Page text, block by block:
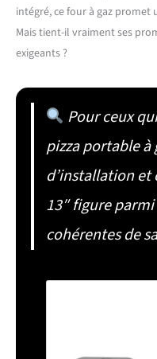
intégré, ce four à gaz
Mais tient-il vraiment ses
exigeants ?
Pour ceux
pizza portable
d’installation et
13″ figure
cohérentes de